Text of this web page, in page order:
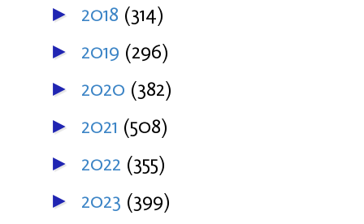
► 2018 (314)
► 2019 (296)
► 2020 (382)
► 2021 (508)
► 2022 (355)
► 2023 (399)